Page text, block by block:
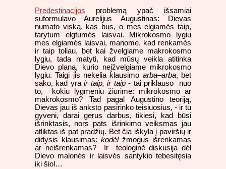
Predestinacijos problemą ypač išsamiai
suformulavo Aurelijus Augustinas: Dievas
numato viską, kas bus, o mes elgiamės taip,
tarytum elgtumės laisvai. Mikrokosmo lygiu
mes elgiamės laisvai, manome, kad renkamės
ir taip toliau, bet kai žvelgiame makrokosmo
lygiu, tada matyti, kad mūsų veikla atitinka
Dievo planą, kurio neįžvelgiame mikrokosmo
lygiu. Taigi jis nekelia klausimo arba–arba, bet
sako, kad yrair taip, ir taip- tai priklauso nuo
to, kokiu lygmeniu žiūrime: mikrokosmo ar
makrokosmo? Tad pagal Augustino teoriją,
Dievas jau iš anksto pasirinko teisiuosius, - ir tu
gyveni, darai gerus darbus, tikiesi, kad būsi
išrinktasis, nors pats išrinkimo veiksmas jau
atliktas iš pat pradžių. Bet čia iškyla į paviršių ir
didysis klausimas: kodėlžmogus išrenkamas
ar neišrenkamas? Ir teologinė diskusija dėl
Dievo malonės ir laisvės santykio tebesitęsia
iki šiol…